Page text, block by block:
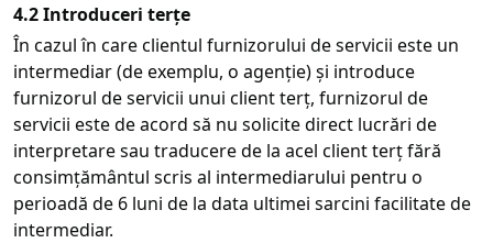
4.2 Introduceri terțe
În cazul în care clientul furnizorului de servicii este un
intermediar (de exemplu, o agenție) și introduce
furnizorul de servicii unui client terț, furnizorul de
servicii este de acord să nu solicite direct lucrări de
interpretare sau traducere de la acel client terț fără
consimțământul scris al intermediarului pentru o
perioadă de 6 luni de la data ultimei sarcini facilitate de
intermediar.